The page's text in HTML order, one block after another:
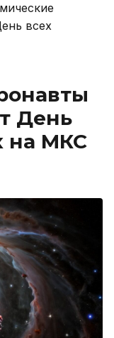
всех
День
на МКС